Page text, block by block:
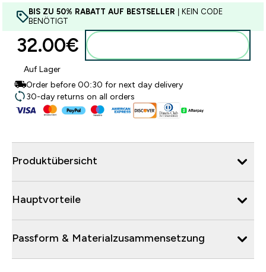
BIS ZU 50% RABATT AUF BESTSELLER | KEIN CODE
BENÖTIGT
32.00€‎
Auf Lager
Order before 00:30 for next day delivery
30-day returns on all orders
Produktübersicht
Hauptvorteile
Passform & Materialzusammensetzung